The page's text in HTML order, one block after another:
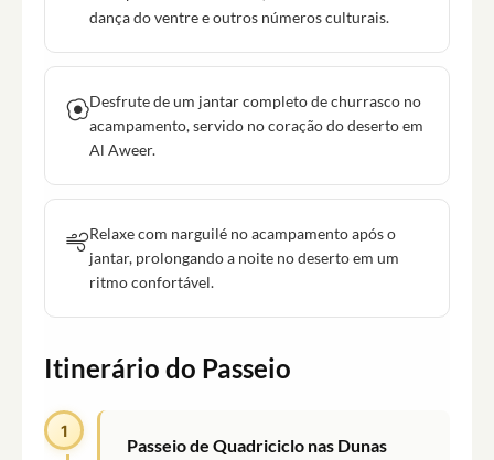
dança do ventre e outros números culturais.
Desfrute de um jantar completo de churrasco no
acampamento, servido no coração do deserto em
Al Aweer.
Relaxe com narguilé no acampamento após o
jantar, prolongando a noite no deserto em um
ritmo confortável.
Itinerário do Passeio
1
Passeio de Quadriciclo nas Dunas